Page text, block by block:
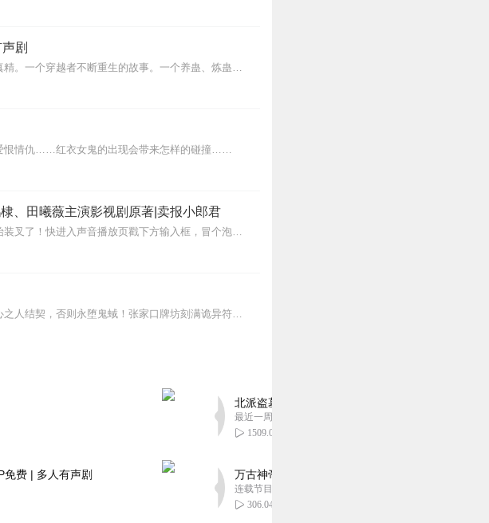
剧
内容简介【黑暗文反派流封神之作】人是万物之灵，蛊是天地真精。一个穿越者不断重生的故事。一个养蛊、炼蛊、用蛊的奇特世界。配音组（男角色）老宝玉旁白...
恨情仇……红衣女鬼的出现会带来怎样的碰撞……
、田曦薇主演影视剧原著|卖报小郎君
【冒泡有奖】听说杨千幻那厮要与我一较高下，我许七安要开始装叉了！快进入声音播放页戳下方输入框，冒个泡偷偷告诉我，我要用哪些诗词才能胜过他？说得好的，有赏！202...
修真者唐婉清携师尊诅咒坠入灵异射雕世界，百日之内需与倾心之人结契，否则永堕鬼蜮！张家口牌坊刻满诡异符文，梅超风化身为蛇发女鬼，黄蓉纸人子时叩窗，连郭靖掌心都隐现...
费 | 多人有声剧
北派盗墓笔记丨头陀渊出品丨悬疑灵异丨摸金校尉
最近一周更新
1509.04万
万古神帝丨玄幻丨热血丨紫襟团队演播丨多人有声
连载节目超二百集
306.04万